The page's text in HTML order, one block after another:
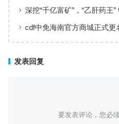
实现高效服务响应
深挖“千亿富矿”，“乙肝药王
床治愈
cdf中免海南官方商城正式更
发表回复
要发表评论，您必